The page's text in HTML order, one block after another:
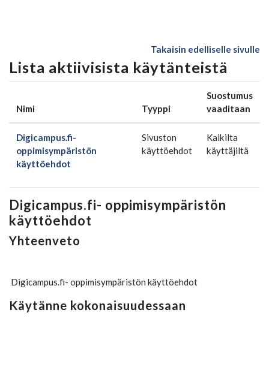
Takaisin edelliselle sivulle
Lista aktiivisista käytänteistä
Nimi Tyyppi
Suostumus
vaaditaan
Digicampus.fi-
oppimisympäristön
käyttöehdot
Sivuston
käyttöehdot
Kaikilta
käyttäjiltä
Digicampus.fi- oppimisympäristön
käyttöehdot
Yhteenveto
Digicampus.fi- oppimisympäristön käyttöehdot
Käytänne kokonaisuudessaan